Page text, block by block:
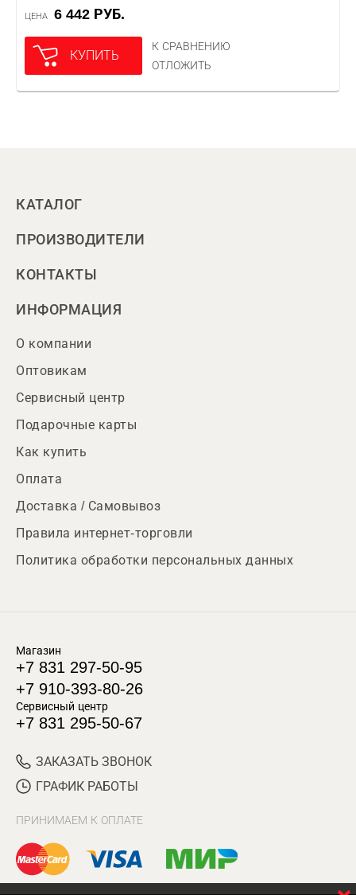
ЦЕНА 6 442 РУБ.
КУПИТЬ
К СРАВНЕНИЮ
ОТЛОЖИТЬ
КАТАЛОГ
ПРОИЗВОДИТЕЛИ
КОНТАКТЫ
ИНФОРМАЦИЯ
О компании
Оптовикам
Сервисный центр
Подарочные карты
Как купить
Оплата
Доставка / Самовывоз
Правила интернет-торговли
Политика обработки персональных данных
Магазин
+7 831 297-50-95
+7 910-393-80-26
Сервисный центр
+7 831 295-50-67
ЗАКАЗАТЬ ЗВОНОК
ГРАФИК РАБОТЫ
ПРИНИМАЕМ К ОПЛАТЕ